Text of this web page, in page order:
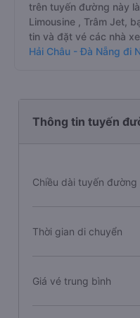
trên tuyến đường này
Limousine , Trâm Jet,
tin và đặt vé các nhà
Hải Châu - Đà Nẵng đi
Thông tin tuyến
Chiều dài tuyến đường
Thời gian di chuyển
Giá vé trung bình